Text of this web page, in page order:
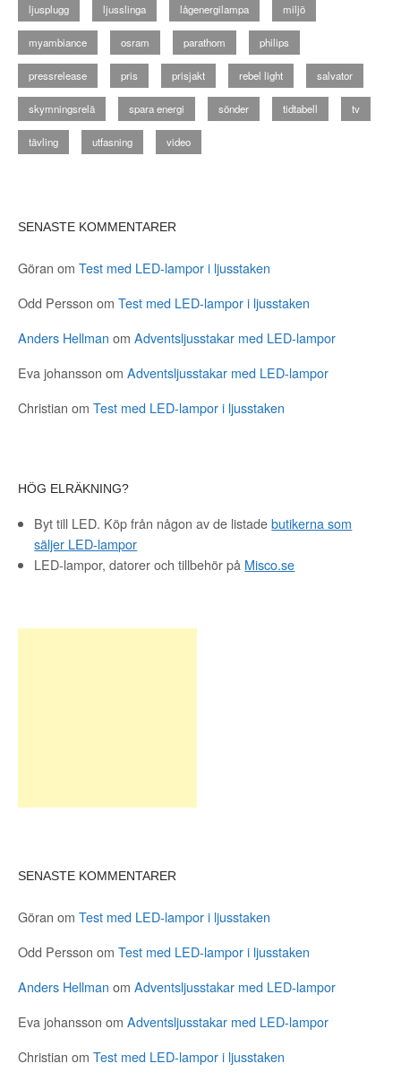
ljusplugg ljusslinga lågenergilampa miljö
myambiance osram parathom philips
pressrelease pris prisjakt rebel light salvator
skymningsrelä spara energi sönder tidtabell tv
tävling utfasning video
SENASTE KOMMENTARER
Göran om Test med LED-lampor i ljusstaken
Odd Persson om Test med LED-lampor i ljusstaken
Anders Hellman om Adventsljusstakar med LED-lampor
Eva johansson om Adventsljusstakar med LED-lampor
Christian om Test med LED-lampor i ljusstaken
HÖG ELRÄKNING?
Byt till LED. Köp från någon av de listadebutikerna som
säljer LED-lampor
LED-lampor, datorer och tillbehör på Misco.se
SENASTE KOMMENTARER
Göran om Test med LED-lampor i ljusstaken
Odd Persson om Test med LED-lampor i ljusstaken
Anders Hellman om Adventsljusstakar med LED-lampor
Eva johansson om Adventsljusstakar med LED-lampor
Christian om Test med LED-lampor i ljusstaken